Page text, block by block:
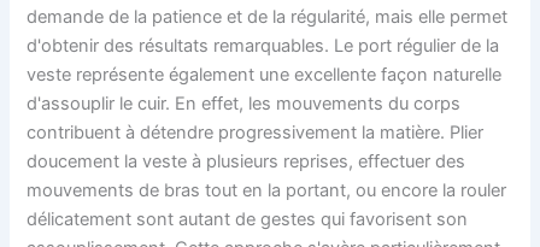
demande de la patience et de la régularité, mais elle permet
d'obtenir des résultats remarquables. Le port régulier de la
veste représente également une excellente façon naturelle
d'assouplir le cuir. En effet, les mouvements du corps
contribuent à détendre progressivement la matière. Plier
doucement la veste à plusieurs reprises, effectuer des
mouvements de bras tout en la portant, ou encore la rouler
délicatement sont autant de gestes qui favorisent son